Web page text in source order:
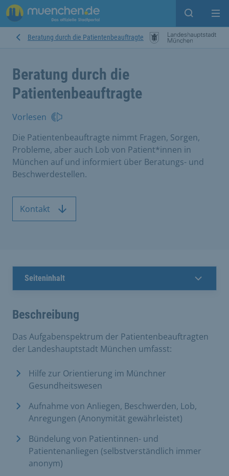
Suche
Beratung durch die Patientenbeauftragte
Beratung durch die
Patientenbeauftragte
Vorlesen
Die Patientenbeauftragte nimmt Fragen, Sorgen,
Probleme, aber auch Lob von Patient*innen in
München auf und informiert über Beratungs- und
Beschwerdestellen.
Kontakt
Seiteninhalt
Beschreibung
Das Aufgabenspektrum der Patientenbeauftragten
der Landeshauptstadt München umfasst:
Hilfe zur Orientierung im Münchner
Gesundheitswesen
Aufnahme von Anliegen, Beschwerden, Lob,
Anregungen (Anonymität gewährleistet)
Bündelung von Patientinnen- und
Patientenanliegen (selbstverständlich immer
anonym)